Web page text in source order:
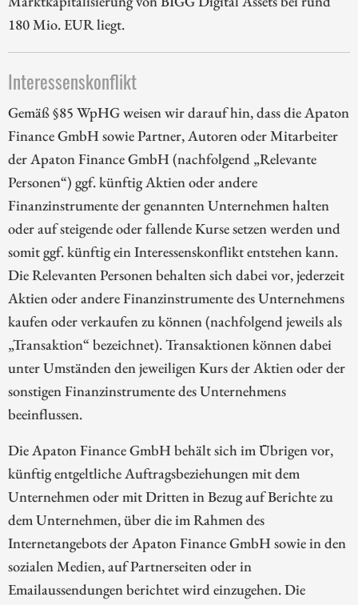
180 Mio. EUR liegt.
Interessenskonflikt
Gemäß §85 WpHG weisen wir darauf hin, dass die Apaton
Finance GmbH sowie Partner, Autoren oder Mitarbeiter
der Apaton Finance GmbH (nachfolgend „Relevante
Personen“) ggf. künftig Aktien oder andere
Finanzinstrumente der genannten Unternehmen halten
oder auf steigende oder fallende Kurse setzen werden und
somit ggf. künftig ein Interessenskonflikt entstehen kann.
Die Relevanten Personen behalten sich dabei vor, jederzeit
Aktien oder andere Finanzinstrumente des Unternehmens
kaufen oder verkaufen zu können (nachfolgend jeweils als
„Transaktion“ bezeichnet). Transaktionen können dabei
unter Umständen den jeweiligen Kurs der Aktien oder der
sonstigen Finanzinstrumente des Unternehmens
beeinflussen.
Die Apaton Finance GmbH behält sich im Übrigen vor,
künftig entgeltliche Auftragsbeziehungen mit dem
Unternehmen oder mit Dritten in Bezug auf Berichte zu
dem Unternehmen, über die im Rahmen des
Internetangebots der Apaton Finance GmbH sowie in den
sozialen Medien, auf Partnerseiten oder in
Emailaussendungen berichtet wird einzugehen. Die